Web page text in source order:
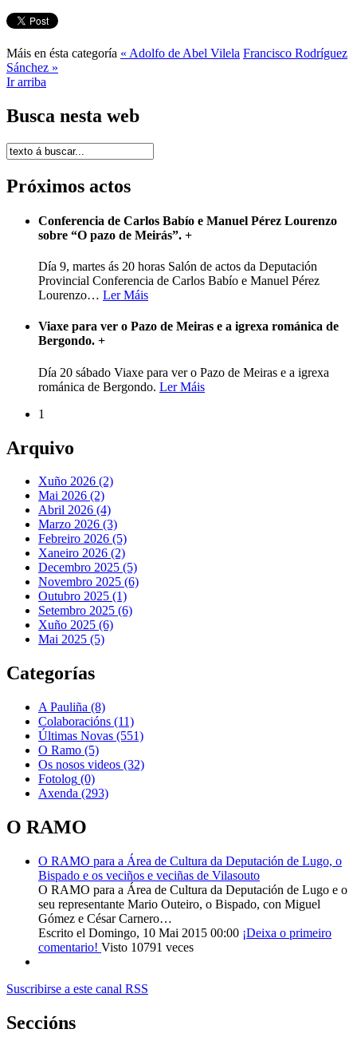
Máis en ésta categoría « Adolfo de Abel Vilela Francisco Rodríguez
Sánchez »
Ir arriba
Busca nesta web
Próximos actos
Conferencia de Carlos Babío e Manuel Pérez Lourenzo
sobre “O pazo de Meirás”. +
Día 9, martes ás 20 horas Salón de actos da Deputación
Provincial Conferencia de Carlos Babío e Manuel Pérez
Lourenzo… Ler Máis
Viaxe para ver o Pazo de Meiras e a igrexa románica de
Bergondo. +
Día 20 sábado Viaxe para ver o Pazo de Meiras e a igrexa
románica de Bergondo. Ler Máis
1
Arquivo
Xuño 2026 (2)
Mai 2026 (2)
Abril 2026 (4)
Marzo 2026 (3)
Febreiro 2026 (5)
Xaneiro 2026 (2)
Decembro 2025 (5)
Novembro 2025 (6)
Outubro 2025 (1)
Setembro 2025 (6)
Xuño 2025 (6)
Mai 2025 (5)
Categorías
A Pauliña (8)
Colaboracións (11)
Últimas Novas (551)
O Ramo (5)
Os nosos videos (32)
Fotolog (0)
Axenda (293)
O RAMO
O RAMO para a Área de Cultura da Deputación de Lugo, o
Bispado e os veciños e veciñas de Vilasouto
O RAMO para a Área de Cultura da Deputación de Lugo e o
seu representante Mario Outeiro, o Bispado, con Miguel
Gómez e César Carnero…
Escrito el Domingo, 10 Mai 2015 00:00 ¡Deixa o primeiro
comentario! Visto 10791 veces
Suscribirse a este canal RSS
Seccións